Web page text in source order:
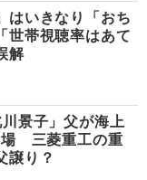
はいきなり「おち
世帯視聴率はあて
解
川景子」父が海上
場 三菱重工の重
譲り？